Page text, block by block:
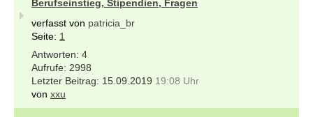
Berufseinstieg, Stipendien, Fragen
verfasst von patricia_br
Seite: 1
4
2998
15.09.2019 19:08 Uhr
von xxu